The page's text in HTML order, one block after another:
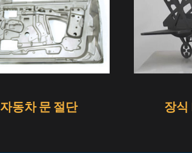
자동차 문 절단 장식